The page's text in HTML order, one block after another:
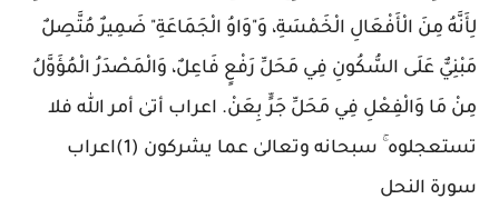
لِأَنَّهُ مِنَ الْأَفْعَالِ الْخَمْسَةِ، وَ"وَاوُ الْجَمَاعَةِ" ضَمِيرٌ مُتَّصِلٌ
مَبْنِيٌّ عَلَى السُّكُونِ فِي مَحَلِّ رَفْعٍ فَاعِلٌ، وَالْمَصْدَرُ الْمُؤَوَّلُ
مِنْ مَا وَالْفِعْلِ فِي مَحَلِّ جَرٍّ بِعَنْ. اعراب أتىٰ أمر الله فلا
تستعجلوه ۚ سبحانه وتعالىٰ عما يشركون (1)اعراب
سورة النحل